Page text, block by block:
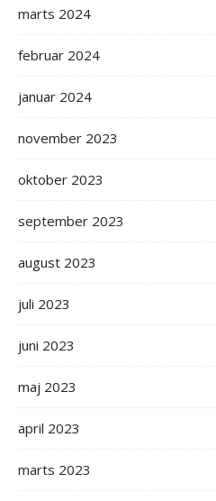
marts 2024
februar 2024
januar 2024
november 2023
oktober 2023
september 2023
august 2023
juli 2023
juni 2023
maj 2023
april 2023
marts 2023